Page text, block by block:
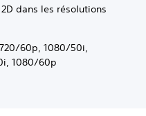
dans les résolutions
60p, 1080/50i,
1080/60p